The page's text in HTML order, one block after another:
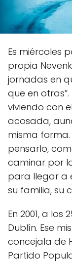
Es miércoles
propia
jornadas en
que en
viviendo con
acosada,
misma forma.
pensarlo,
caminar por
para llegar a
su familia, su
En 2001, a los
Dublín. Ese
concejala de
Partido